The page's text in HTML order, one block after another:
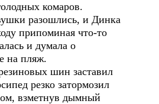
комаров.
разошлись, и Динка
припоминая что-то
и думала о
на пляж.
шин заставил
резко затормозил
взметнув дымный